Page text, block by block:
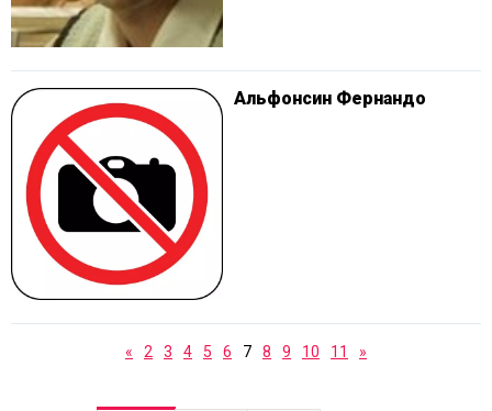
Альфонсин Фернандо
« 2 3 4 5 6 7 8 9 10 11 »